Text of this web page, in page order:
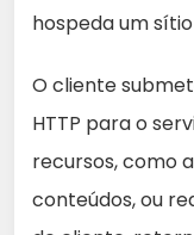
hospeda um
O cliente
HTTP para o
recursos, como
conteúdos, ou